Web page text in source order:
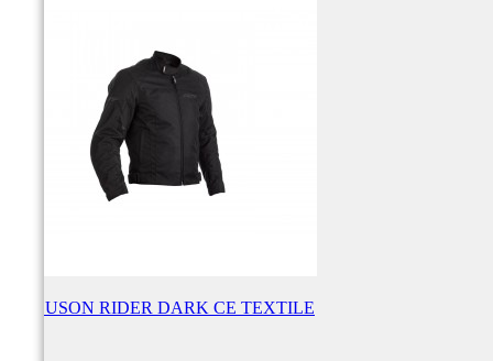
BLOUSON RIDER DARK CE TEXTILE